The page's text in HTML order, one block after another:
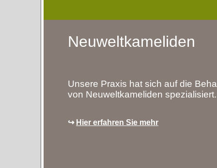
Neuweltkameliden
Unsere Praxis hat sich auf die
von Neuweltkameliden spezialisiert.
↪ Hier erfahren Sie mehr